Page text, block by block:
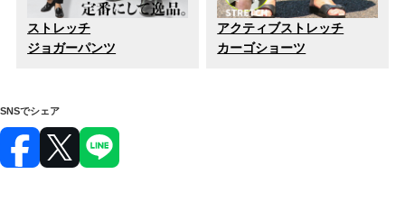
ストレッチ
ジョガーパンツ
アクティブストレッチ
カーゴショーツ
SNSでシェア